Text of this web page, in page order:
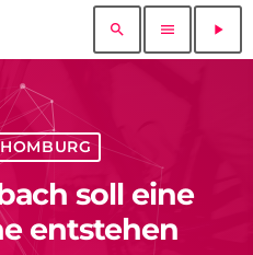
search menu play_arrow
soll eine
entstehen